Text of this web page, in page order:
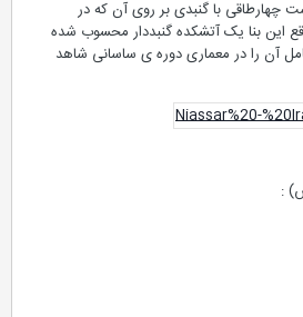
با گنبدی بر روی آن که در
بنا یک آتشکده گنبددار محسوب شده
آن را در معماری دوره ی ساسانی شاهد
: